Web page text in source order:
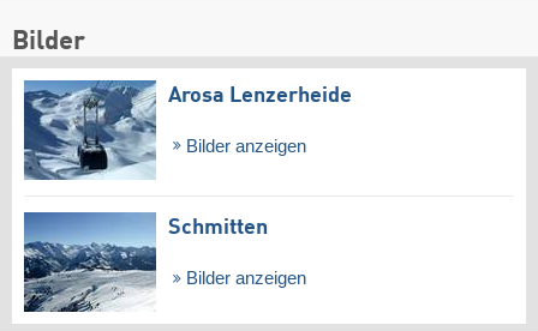
Bilder
Arosa Lenzerheide
Bilder anzeigen
Schmitten
Bilder anzeigen